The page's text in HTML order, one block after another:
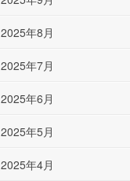
2025年8月
2025年7月
2025年6月
2025年5月
2025年4月